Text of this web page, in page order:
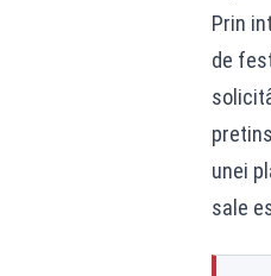
Prin
de
unei
sale